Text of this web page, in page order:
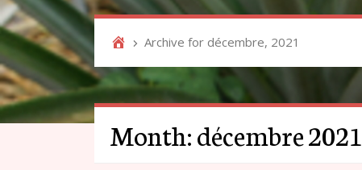
Archive for décembre, 2021
Month:décembre 2021